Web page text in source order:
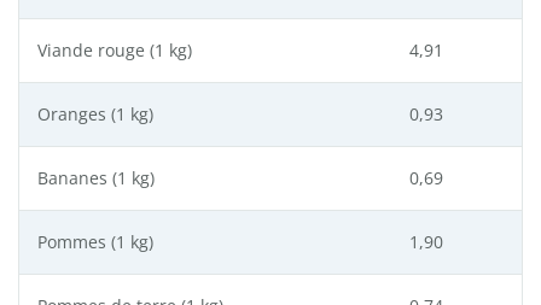
Viande rouge (1 kg) 4,91
Oranges (1 kg) 0,93
Bananes (1 kg) 0,69
Pommes (1 kg) 1,90